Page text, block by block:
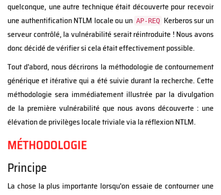
quelconque, une autre technique était découverte pour recevoir
une authentification NTLM locale ou un AP-REQ Kerberos sur un
serveur contrôlé, la vulnérabilité serait réintroduite ! Nous avons
donc décidé de vérifier si cela était effectivement possible.
Tout d'abord, nous décrirons la méthodologie de contournement
générique et itérative qui a été suivie durant la recherche. Cette
méthodologie sera immédiatement illustrée par la divulgation
de la première vulnérabilité que nous avons découverte : une
élévation de privilèges locale triviale via la réflexion NTLM.
MÉTHODOLOGIE
Principe
La chose la plus importante lorsqu'on essaie de contourner une